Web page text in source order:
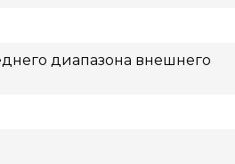
диапазона внешнего